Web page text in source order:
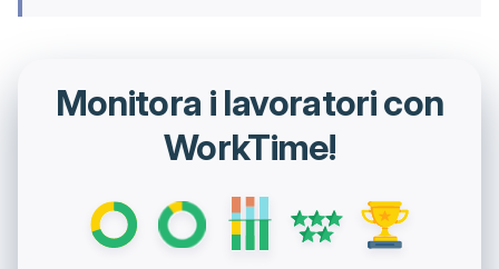
Monitora i lavoratori con
WorkTime!